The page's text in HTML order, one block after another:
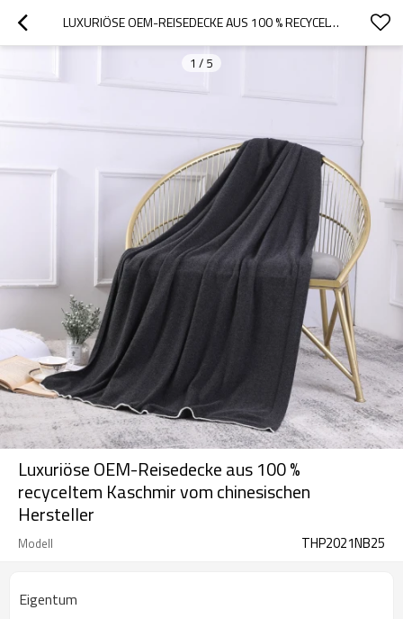
LUXURIÖSE OEM-REISEDECKE AUS 100 % RECYCELTEM KASCHMIR VOM CHINESISCHEN HERSTELLER
1 / 5
Luxuriöse OEM-Reisedecke aus 100 %
recyceltem Kaschmir vom chinesischen
Hersteller
Modell THP2021NB25
Eigentum